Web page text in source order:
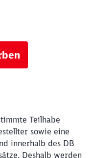
Teilhabe
sowie eine
innerhalb des DB
Deshalb werden